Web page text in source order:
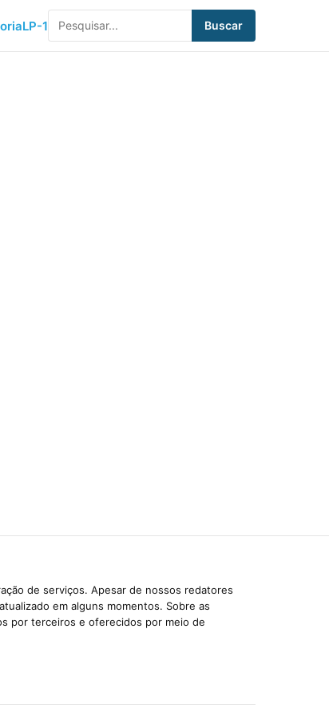
LP-1 Buscar
de serviços. Apesar de nossos redatores
em alguns momentos. Sobre as
por terceiros e oferecidos por meio de